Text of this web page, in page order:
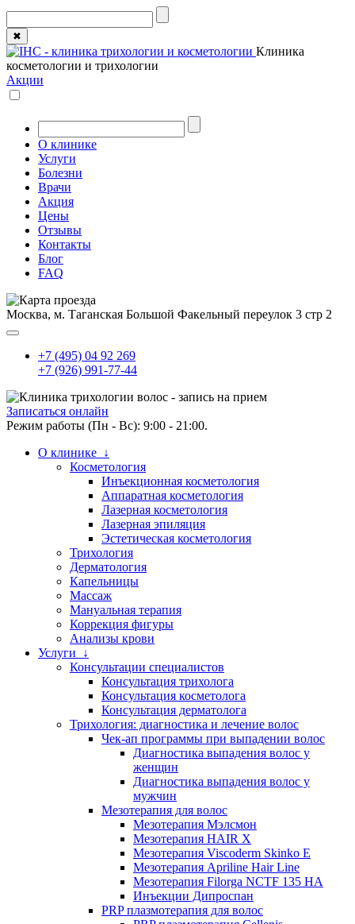
✖
Клиника
косметологии и трихологии
Акции
О клинике
Услуги
Болезни
Врачи
Акция
Цены
Отзывы
Контакты
Блог
FAQ
Москва, м. Таганская Большой Факельный переулок 3 стр 2
+7 (495) 04 92 269
+7 (926) 991-77-44
Записаться онлайн
Режим работы (Пн - Вс): 9:00 - 21:00.
О клинике ↓
Косметология
Инъекционная косметология
Аппаратная косметология
Лазерная косметология
Лазерная эпиляция
Эстетическая косметология
Трихология
Дерматология
Капельницы
Массаж
Мануальная терапия
Коррекция фигуры
Анализы крови
Услуги ↓
Консультации специалистов
Консультация трихолога
Консультация косметолога
Консультация дерматолога
Трихология: диагностика и лечение волос
Чек-ап программы при выпадении волос
Диагностика выпадения волос у
женщин
Диагностика выпадения волос у
мужчин
Мезотерапия для волос
Мезотерапия Мэлсмон
Мезотерапия HAIR X
Мезотерапия Viscoderm Skinko E
Мезотерапия Apriline Hair Line
Мезотерапия Filorga NCTF 135 HA
Инъекции Дипроспан
PRP плазмотерапия для волос